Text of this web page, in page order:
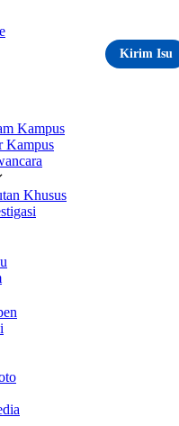
Kirim Isu
Kampus
Kampus
Khusus